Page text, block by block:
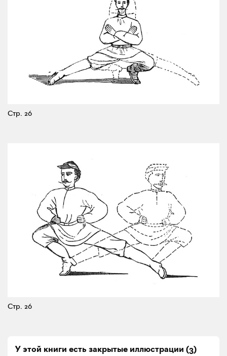
Стр. 26
Стр. 26
У этой книги есть закрытые иллюстрации (3)